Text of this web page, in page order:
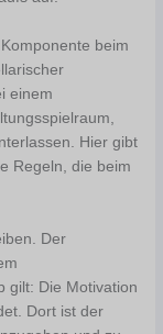
beim
einem
Hier gibt
Regeln, die beim
Der
gilt: Die Motivation
Dort ist der